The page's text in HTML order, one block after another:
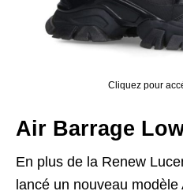
Cliquez pour
Air Barrage
En plus de la Renew
lancé un nouveau